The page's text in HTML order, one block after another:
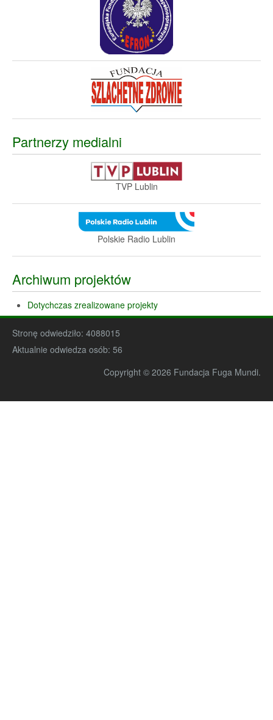
Partnerzy medialni
TVP Lublin
Polskie Radio Lublin
Archiwum projektów
Dotychczas zrealizowane projekty
Stronę odwiedziło: 4088015
Aktualnie odwiedza osób: 56
Copyright © 2026 Fundacja Fuga Mundi.